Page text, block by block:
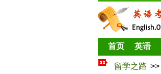
首页 英语
留学之路 >>